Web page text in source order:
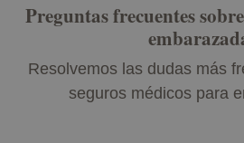
Preguntas frecuentes
Resolvemos las dudas más
seguros médicos para